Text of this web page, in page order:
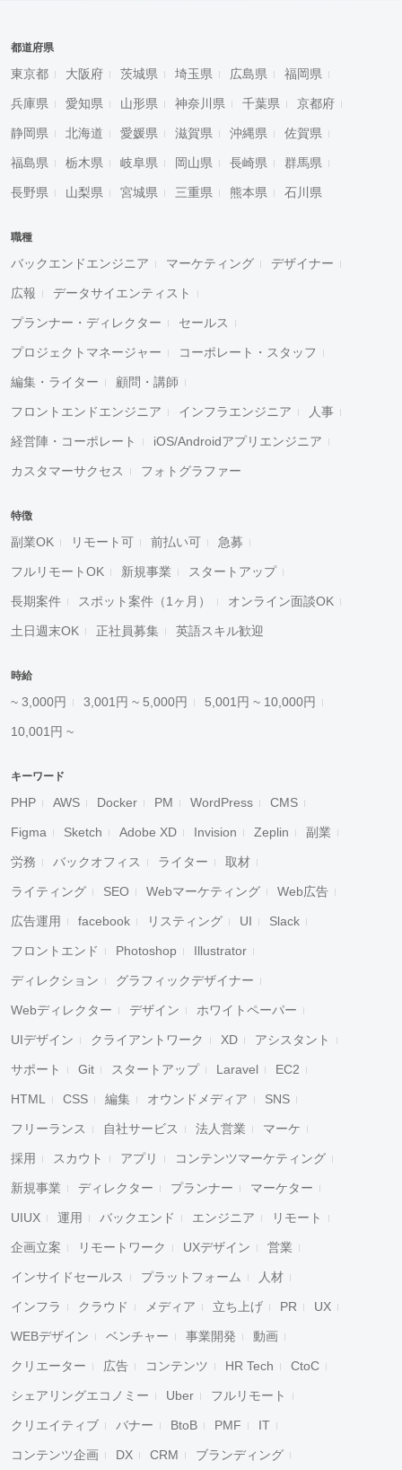
都道府県
東京都 大阪府 茨城県 埼玉県 広島県 福岡県
兵庫県 愛知県 山形県 神奈川県 千葉県 京都府
静岡県 北海道 愛媛県 滋賀県 沖縄県 佐賀県
福島県 栃木県 岐阜県 岡山県 長崎県 群馬県
長野県 山梨県 宮城県 三重県 熊本県 石川県
職種
バックエンドエンジニア マーケティング デザイナー
広報 データサイエンティスト
プランナー・ディレクター セールス
プロジェクトマネージャー コーポレート・スタッフ
編集・ライター 顧問・講師
フロントエンドエンジニア インフラエンジニア 人事
経営陣・コーポレート iOS/Androidアプリエンジニア
カスタマーサクセス フォトグラファー
特徴
副業OK リモート可 前払い可 急募
フルリモートOK 新規事業 スタートアップ
長期案件 スポット案件（1ヶ月） オンライン面談OK
土日週末OK 正社員募集 英語スキル歓迎
時給
~ 3,000円 3,001円 ~ 5,000円 5,001円 ~ 10,000円
10,001円 ~
キーワード
PHP AWS Docker PM WordPress CMS
Figma Sketch Adobe XD Invision Zeplin 副業
労務 バックオフィス ライター 取材
ライティング SEO Webマーケティング Web広告
広告運用 facebook リスティング UI Slack
フロントエンド Photoshop Illustrator
ディレクション グラフィックデザイナー
Webディレクター デザイン ホワイトペーパー
UIデザイン クライアントワーク XD アシスタント
サポート Git スタートアップ Laravel EC2
HTML CSS 編集 オウンドメディア SNS
フリーランス 自社サービス 法人営業 マーケ
採用 スカウト アプリ コンテンツマーケティング
新規事業 ディレクター プランナー マーケター
UIUX 運用 バックエンド エンジニア リモート
企画立案 リモートワーク UXデザイン 営業
インサイドセールス プラットフォーム 人材
インフラ クラウド メディア 立ち上げ PR UX
WEBデザイン ベンチャー 事業開発 動画
クリエーター 広告 コンテンツ HR Tech CtoC
シェアリングエコノミー Uber フルリモート
クリエイティブ バナー BtoB PMF IT
コンテンツ企画 DX CRM ブランディング